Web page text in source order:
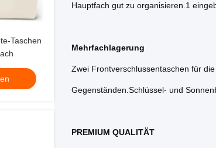
Taschen
Hauptfach gut zu organisieren.1
Mehrfachlagerung
Zwei Frontverschlussentaschen für
Gegenständen.Schlüssel- und
PREMIUM QUALITÄT